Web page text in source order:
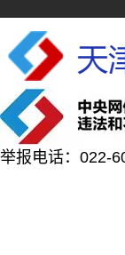
举报电话：022-